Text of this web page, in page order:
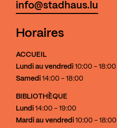
info@stadhaus.lu
Horaires
ACCUEIL
Lundi au vendredi 10:00 - 18:00
Samedi 14:00 - 18:00
BIBLIOTHÈQUE
Lundi 14:00 - 19:00
Mardi au vendredi 10:00 - 18:00